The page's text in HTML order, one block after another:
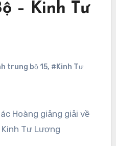
– Kinh Tư
trung bộ 15, #Kinh Tư
Kinh Tư Lượng